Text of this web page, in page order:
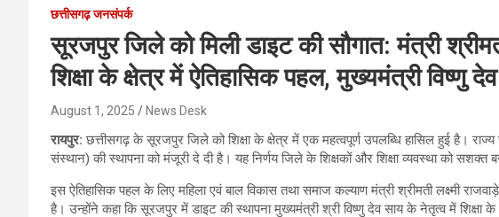
छत्तीसगढ़ जनसंपर्क
सूरजपुर जिले को मिली डाइट की सौगात: मंत्री
शिक्षा के क्षेत्र में ऐतिहासिक पहल, मुख्यमंत्री विष्णु
August 1, 2025 News Desk
रायपुर:छत्तीसगढ़ के सूरजपुर जिले को शिक्षा के क्षेत्र में एक महत्वपूर्ण उपलब्धि हासिल हुई है।
संस्थान) की स्थापना को मंजूरी दे दी है। यह निर्णय जिले के शिक्षकों और शिक्षा व्यवस्था को सशक्त
इस ऐतिहासिक पहल के लिए महिला एवं बाल विकास तथा समाज कल्याण मंत्री श्रीमती लक्ष्मी
है। उन्होंने कहा कि सूरजपुर में डाइट की स्थापना मुख्यमंत्री श्री विष्णु देव साय के नेतृत्व में